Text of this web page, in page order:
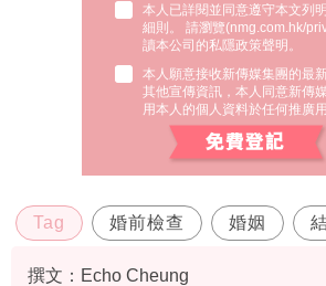
本人已詳閱並同意遵守本文列
細則。 請瀏覽(nmg.com.hk/
讀本公司的私隱政策聲明。
本人願意接收新傳媒集團的最
其他宣傳資訊，本人同意新傳
用本人的個人資料於任何推廣用
Tag 婚前檢查 婚姻
身體檢查
撰文：Echo Cheung